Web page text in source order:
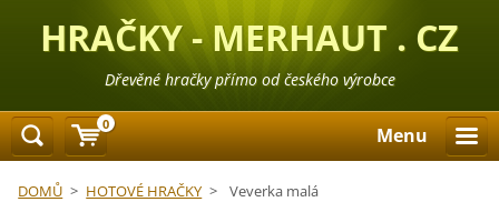
HRAČKY - MERHAUT . CZ
Dřevěné hračky přímo od českého výrobce
Menu
DOMŮ > HOTOVÉ HRAČKY > Veverka malá
0